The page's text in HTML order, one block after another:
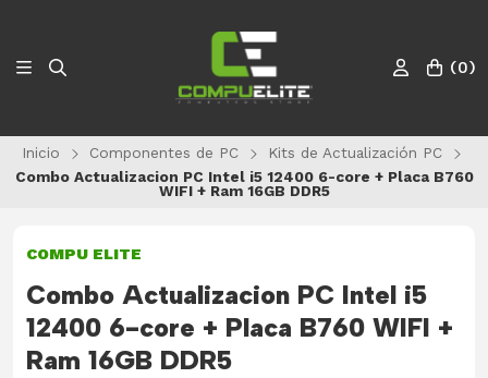
(0)
Inicio Componentes de PC
Kits de Actualización PC
Combo Actualizacion PC Intel i5 12400 6-core + Placa B760
WIFI + Ram 16GB DDR5
COMPU ELITE
Combo Actualizacion PC Intel i5
12400 6-core + Placa B760 WIFI +
Ram 16GB DDR5